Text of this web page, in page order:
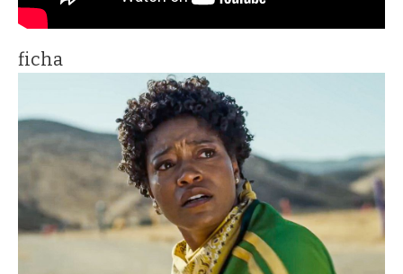
ficha